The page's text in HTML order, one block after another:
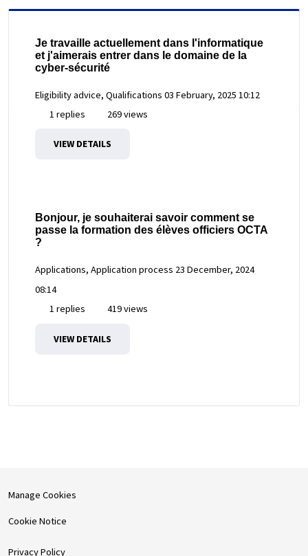
Je travaille actuellement dans l'informatique
et j'aimerais entrer dans le domaine de la
cyber-sécurité
Eligibility advice, Qualifications 03 February, 2025 10:12
1 replies
269 views
VIEW DETAILS
Bonjour, je souhaiterai savoir comment se
passe la formation des élèves officiers OCTA
?
Applications, Application process 23 December, 2024
08:14
1 replies
419 views
VIEW DETAILS
Manage Cookies
Cookie Notice
Privacy Policy